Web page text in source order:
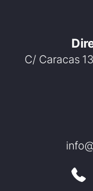
C/ Caracas